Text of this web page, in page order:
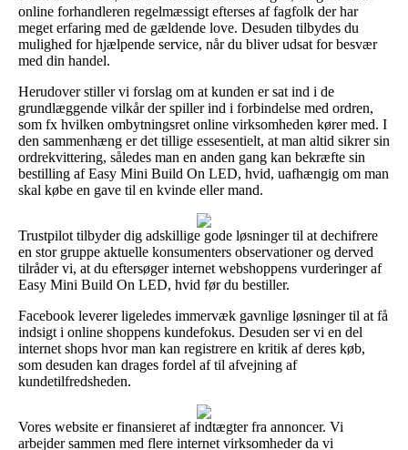
online forhandleren regelmæssigt efterses af fagfolk der har
meget erfaring med de gældende love. Desuden tilbydes du
mulighed for hjælpende service, når du bliver udsat for besvær
med din handel.
Herudover stiller vi forslag om at kunden er sat ind i de
grundlæggende vilkår der spiller ind i forbindelse med ordren,
som fx hvilken ombytningsret online virksomheden kører med. I
den sammenhæng er det tillige essesentielt, at man altid sikrer sin
ordrekvittering, således man en anden gang kan bekræfte sin
bestilling af Easy Mini Build On LED, hvid, uafhængig om man
skal købe en gave til en kvinde eller mand.
Trustpilot tilbyder dig adskillige gode løsninger til at dechifrere
en stor gruppe aktuelle konsumenters observationer og derved
tilråder vi, at du eftersøger internet webshoppens vurderinger af
Easy Mini Build On LED, hvid før du bestiller.
Facebook leverer ligeledes immervæk gavnlige løsninger til at få
indsigt i online shoppens kundefokus. Desuden ser vi en del
internet shops hvor man kan registrere en kritik af deres køb,
som desuden kan drages fordel af til afvejning af
kundetilfredsheden.
Vores website er finansieret af indtægter fra annoncer. Vi
arbejder sammen med flere internet virksomheder da vi